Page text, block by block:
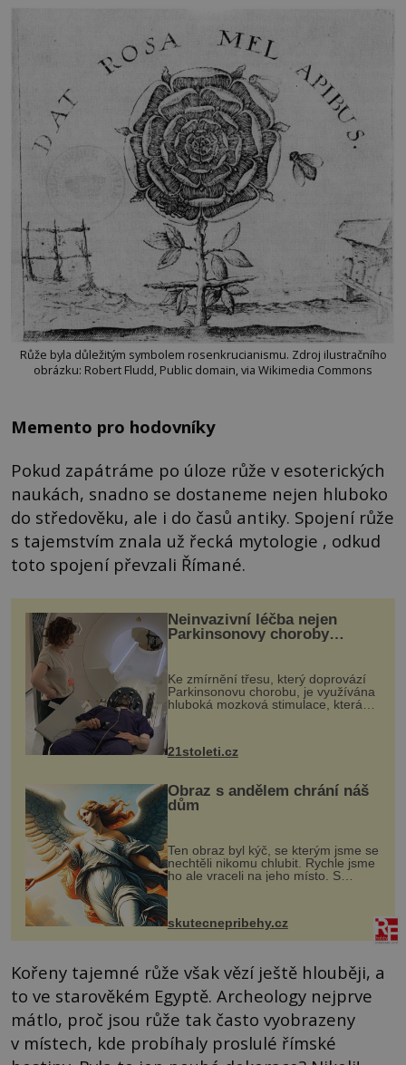
Růže byla důležitým symbolem rosenkrucianismu. Zdroj ilustračního
obrázku: Robert Fludd, Public domain, via Wikimedia Commons
Memento pro hodovníky
Pokud zapátráme po úloze růže v esoterických
naukách, snadno se dostaneme nejen hluboko
do středověku, ale i do časů antiky. Spojení růže
s tajemstvím znala už řecká mytologie , odkud
toto spojení převzali Římané.
Neinvazivní léčba nejen
Parkinsonovy choroby
Ke zmírnění třesu, který doprovází
Parkinsonovu chorobu, je využívána
hluboká mozková stimulace, která
však vyžaduje vysoce invazivní
k dostatečně přesnému zacílení ...
21stoleti.cz
Obraz s andělem chrání náš
dům
Ten obraz byl kýč, se kterým jsme se
nechtěli nikomu chlubit. Rychle jsme
ho ale vraceli na jeho místo. S
manželem Vaškem jsme si pořídili
chaloupku, takový domek na severu
Čech, kde jsme si naplánova...
skutecnepribehy.cz
Kořeny tajemné růže však vězí ještě hlouběji, a
to ve starověkém Egyptě. Archeology nejprve
mátlo, proč jsou růže tak často vyobrazeny
v místech, kde probíhaly proslulé římské